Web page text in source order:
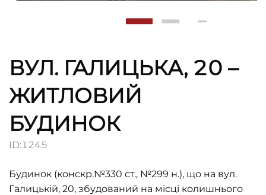
ВУЛ. ГАЛИЦЬКА, 20 –
ЖИТЛОВИЙ
БУДИНОК
ID:1245
Будинок (конскр.№330 ст., №299 н.), що на вул.
Галицькій, 20, збудований на місці колишнього